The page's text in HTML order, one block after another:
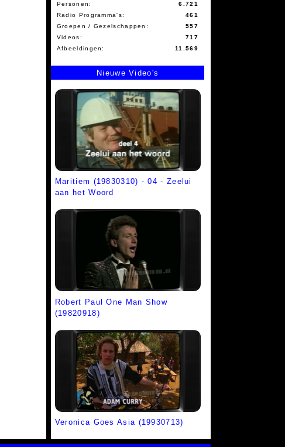
Personen:
6.721
Radio Programma's:
461
Groepen / Gezelschappen:
557
Videos:
717
Afbeeldingen:
11.569
Nieuwe Video's
Maritiem (19830310) - 04 - Zeelui
aan het Woord
Robert Paul One Man Show
(19820918)
Veronica Goes Asia (19930713)